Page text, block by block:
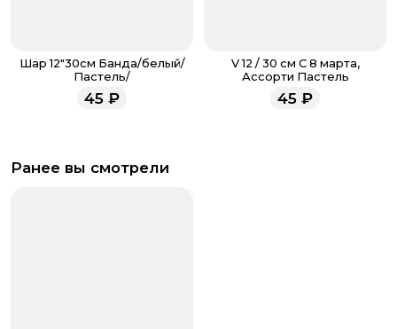
Шар 12"30см Банда/белый/
Пастель/
45 ₽
V 12 / 30 см С 8 марта,
Ассорти Пастель
45 ₽
Ранее вы смотрели